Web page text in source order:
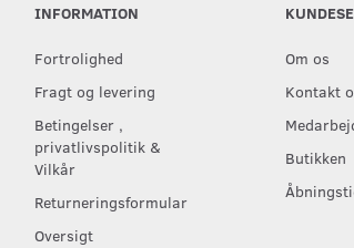
INFORMATION
Fortrolighed
Fragt og levering
Betingelser ,
privatlivspolitik &
Vilkår
Returneringsformular
Oversigt
Om os
Kontakt
Butikken